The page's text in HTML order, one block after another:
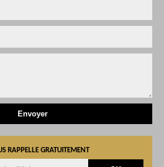
RAPPELLE GRATUITEMENT